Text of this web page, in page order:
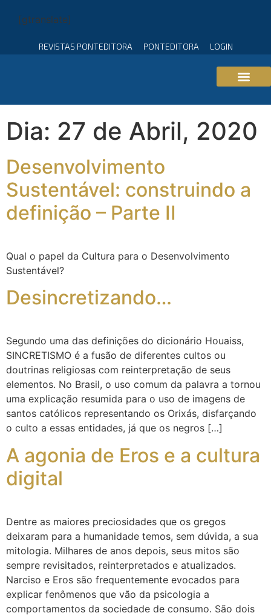
[gtranslate]
REVISTAS PONTEDITORA PONTEDITORA LOGIN
Dia: 27 de Abril, 2020
Desenvolvimento
Sustentável: construindo a
definição – Parte II
Qual o papel da Cultura para o Desenvolvimento
Sustentável?
Desincretizando…
Segundo uma das definições do dicionário Houaiss,
SINCRETISMO é a fusão de diferentes cultos ou
doutrinas religiosas com reinterpretação de seus
elementos. No Brasil, o uso comum da palavra a tornou
uma explicação resumida para o uso de imagens de
santos católicos representando os Orixás, disfarçando
o culto a essas entidades, já que os negros […]
A agonia de Eros e a cultura
digital
Dentre as maiores preciosidades que os gregos
deixaram para a humanidade temos, sem dúvida, a sua
mitologia. Milhares de anos depois, seus mitos são
sempre revisitados, reinterpretados e atualizados.
Narciso e Eros são frequentemente evocados para
explicar fenômenos que vão da psicologia a
comportamentos da sociedade de consumo. São dois